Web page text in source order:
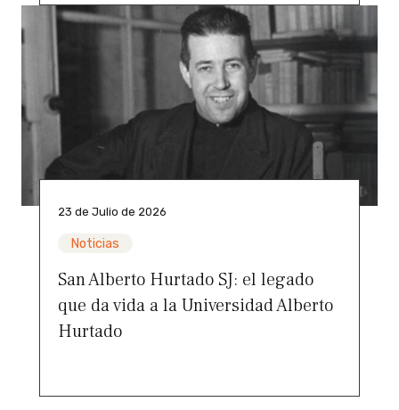
23 de Julio de 2026
Noticias
San Alberto Hurtado SJ: el legado
que da vida a la Universidad Alberto
Hurtado